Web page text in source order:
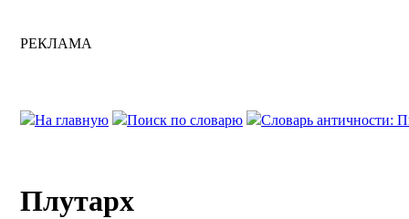
РЕКЛАМА
На главную Поиск по словарю Словарь античности:
Плутарх